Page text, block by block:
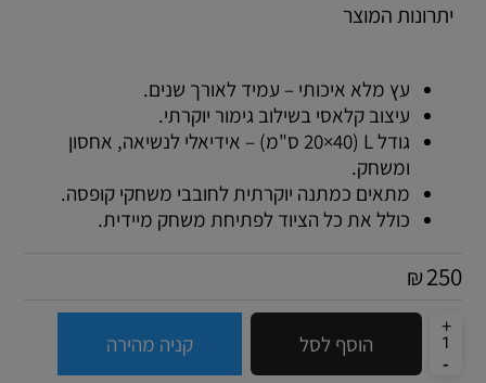
יתרונות המוצר
עץ מלא איכותי – עמיד לאורך שנים.
עיצוב קלאסי בשילוב גימור יוקרתי.
גודל L (20×40 ס"מ) – אידיאלי לנשיאה, אחסון
ומשחק.
מתאים כמתנה יוקרתית לחובבי משחקי קופסה.
כולל את כל הציוד לפתיחת משחק מיידית.
₪250
הוסף לסל קניה מהירה